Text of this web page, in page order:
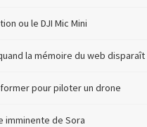
ou le DJI Mic Mini
la mémoire du web disparaît
pour piloter un drone
imminente de Sora